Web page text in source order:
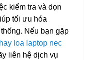
kiểm tra và dọn
tối ưu hóa
Nếu bạn gặp
loa laptop nec
liên hệ dịch vụ